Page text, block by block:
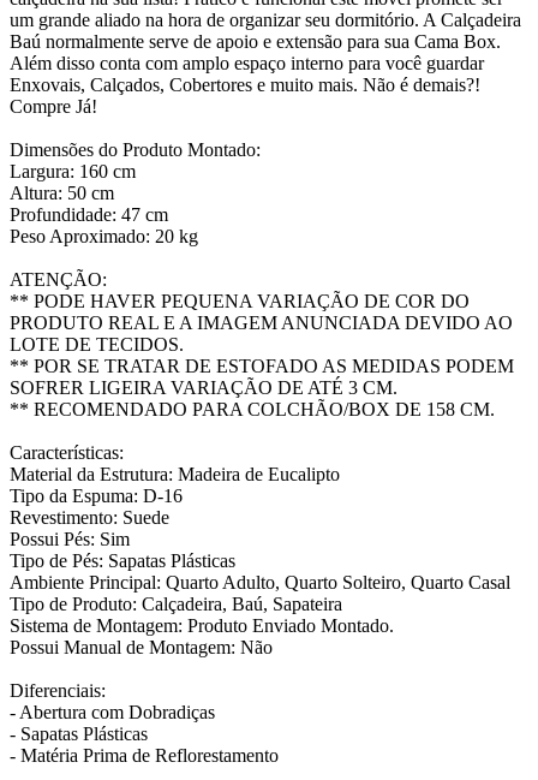
um grande aliado na hora de organizar seu dormitório. A Calçadeira
Baú normalmente serve de apoio e extensão para sua Cama Box.
Além disso conta com amplo espaço interno para você guardar
Enxovais, Calçados, Cobertores e muito mais. Não é demais?!
Compre Já!
Dimensões do Produto Montado:
Largura: 160 cm
Altura: 50 cm
Profundidade: 47 cm
Peso Aproximado: 20 kg
ATENÇÃO:
** PODE HAVER PEQUENA VARIAÇÃO DE COR DO
PRODUTO REAL E A IMAGEM ANUNCIADA DEVIDO AO
LOTE DE TECIDOS.
** POR SE TRATAR DE ESTOFADO AS MEDIDAS PODEM
SOFRER LIGEIRA VARIAÇÃO DE ATÉ 3 CM.
** RECOMENDADO PARA COLCHÃO/BOX DE 158 CM.
Características:
Material da Estrutura: Madeira de Eucalipto
Tipo da Espuma: D-16
Revestimento: Suede
Possui Pés: Sim
Tipo de Pés: Sapatas Plásticas
Ambiente Principal: Quarto Adulto, Quarto Solteiro, Quarto Casal
Tipo de Produto: Calçadeira, Baú, Sapateira
Sistema de Montagem: Produto Enviado Montado.
Possui Manual de Montagem: Não
Diferenciais:
- Abertura com Dobradiças
- Sapatas Plásticas
- Matéria Prima de Reflorestamento